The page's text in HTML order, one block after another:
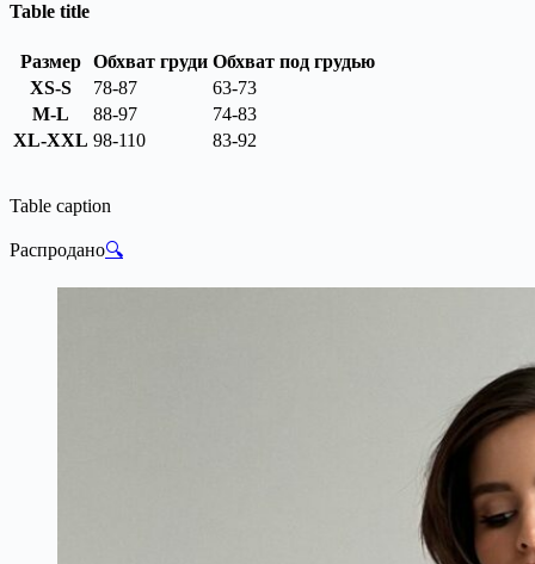
Table title
Размер Обхват груди Обхват под грудью
XS-S
78-87
63-73
M-L
88-97
74-83
XL-XXL 98-110 83-92
Table caption
Распродано🔍